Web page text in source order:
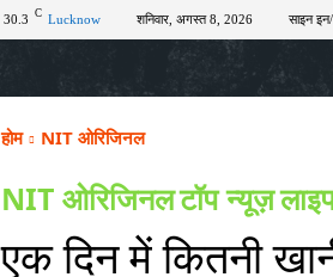
30.3 C Lucknow शनिवार, अगस्त 8, 2026 साइन
अपराध चुनाव
होम NIT ओरिजिनल
NIT ओरिजिनलटॉप न्यूज़
एक दिन में कितनी